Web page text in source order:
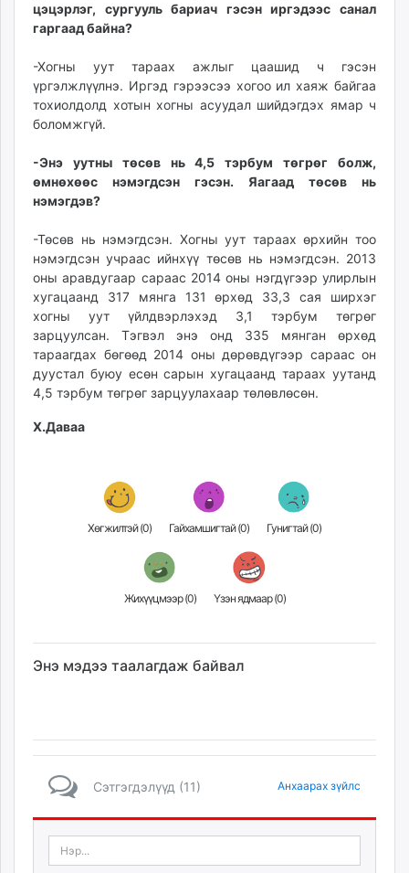
цэцэрлэг, сургууль бариач гэсэн иргэдээс санал
гаргаад байна?
-Хогны уут тараах ажлыг цаашид ч гэсэн
үргэлжлүүлнэ. Иргэд гэрээсээ хогоо ил хаяж байгаа
тохиолдолд хотын хогны асуудал шийдэгдэх ямар ч
боломжгүй.
-Энэ уутны төсөв нь 4,5 тэрбум төгрөг болж,
өмнөхөөс нэмэгдсэн гэсэн. Яагаад төсөв нь
нэмэгдэв?
-Төсөв нь нэмэгдсэн. Хогны уут тараах өрхийн тоо
нэмэгдсэн учраас ийнхүү төсөв нь нэмэгдсэн. 2013
оны аравдугаар сараас 2014 оны нэгдүгээр улирлын
хугацаанд 317 мянга 131 өрхөд 33,3 сая ширхэг
хогны уут үйлдвэрлэхэд 3,1 тэрбум төгрөг
зарцуулсан. Тэгвэл энэ онд 335 мянган өрхөд
тараагдах бөгөөд 2014 оны дөрөвдүгээр сараас он
дуустал буюу есөн сарын хугацаанд тараах уутанд
4,5 тэрбум төгрөг зарцуулахаар төлөвлөсөн.
Х.Даваа
Хөгжилтэй (0) Гайхамшигтай (0) Гунигтай (0)
Жихүүцмээр (0) Үзэн ядмаар (0)
Энэ мэдээ таалагдаж байвал
Сэтгэгдэлүүд (11) Анхаарах зүйлс